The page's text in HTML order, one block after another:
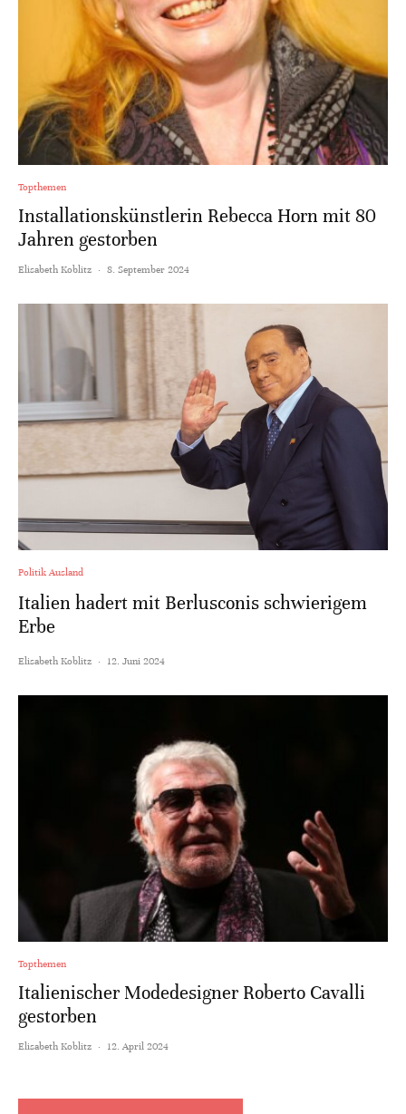
Topthemen
Installationskünstlerin Rebecca Horn mit 80
Jahren gestorben
Elisabeth Koblitz · 8. September 2024
Politik Ausland
Italien hadert mit Berlusconis schwierigem
Erbe
Elisabeth Koblitz · 12. Juni 2024
Topthemen
Italienischer Modedesigner Roberto Cavalli
gestorben
Elisabeth Koblitz · 12. April 2024